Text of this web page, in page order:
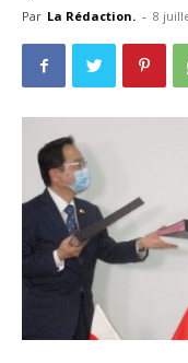
Par La Rédaction. - 8